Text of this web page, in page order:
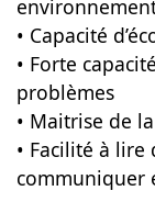
• Capacité
• Forte
problèmes
• Maitrise de
• Facilité à
communiquer